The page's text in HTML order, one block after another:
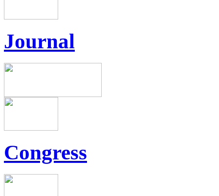
Journal
Congress